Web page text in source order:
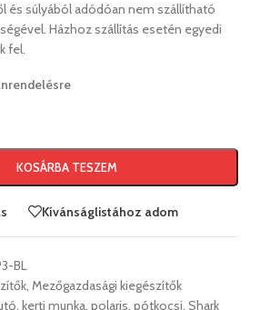
és súlyából adódóan nem szállítható
Házhoz szállítás esetén egyedi
fel.
KOSÁRBA TESZEM
Kívánságlistához adom
BL
, Mezőgazdasági kiegészítők
, kerti munka, polaris, pótkocsi, Shark